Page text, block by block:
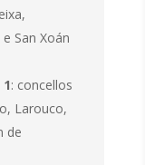
San Xoán
: concellos
Larouco,
de